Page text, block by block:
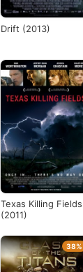
Drift (2013)
Texas Killing Fields
(2011)
38%